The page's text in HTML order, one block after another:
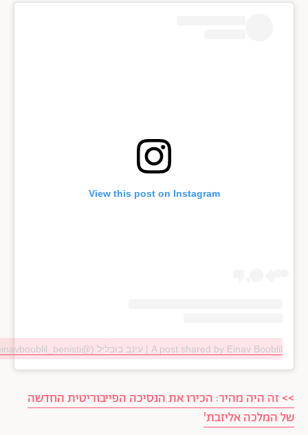
View this post on Instagram
A post shared by Einav Booblil | עינב בובליל (@einavbooblil_benisti)
>> זה היה מהיר: הכירו את הנסיכה הפייבוריטית החדשה
של המלכה אליזבת'